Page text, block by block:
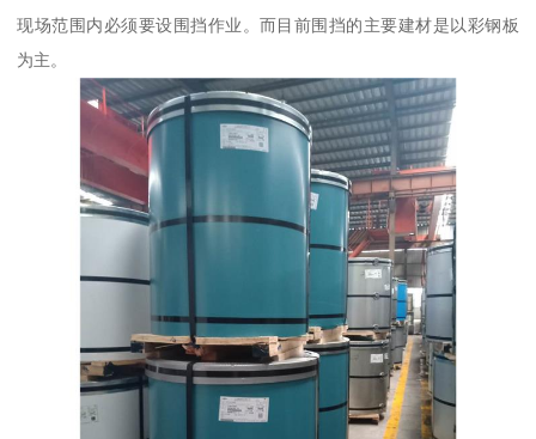
现场范围内必须要设围挡作业。而目前围挡的主要建材是以彩钢板
为主。